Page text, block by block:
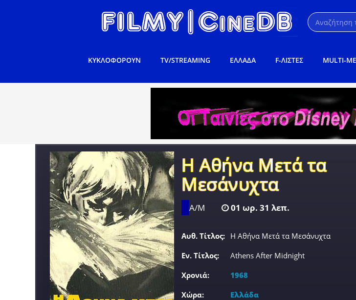
ΚΥΚΛΟΦΟΡΟΥΝ TV/STREAMING ΕΛΛΑΔΑ F-ΛΙΣΤΕΣ MULTI-
Η Αθήνα Μετά τα
Μεσάνυχτα
Α/Μ 01 ωρ. 31 λεπ.
Αυθ. Τίτλος: Η Αθήνα Μετά τα Μεσάνυχτα
Εν. Τίτλος:
Athens After Midnight
Χρονιά:
1968
Χώρα:
Ελλάδα